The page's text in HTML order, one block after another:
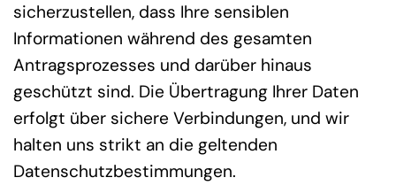
sicherzustellen, dass Ihre sensiblen
Informationen während des gesamten
Antragsprozesses und darüber hinaus
geschützt sind. Die Übertragung Ihrer Daten
erfolgt über sichere Verbindungen, und wir
halten uns strikt an die geltenden
Datenschutzbestimmungen.